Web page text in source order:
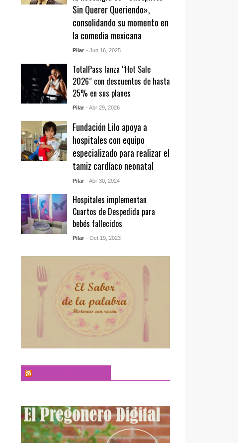
Sin Querer Queriendo»,
consolidando su momento en
la comedia mexicana
Pilar - Jun 16, 2025
TotalPass lanza “Hot Sale
2026” con descuentos de hasta
25% en sus planes
Pilar - Abr 29, 2026
Fundación Lilo apoya a
hospitales con equipo
especializado para realizar el
tamiz cardíaco neonatal
Pilar - Abr 30, 2024
Hospitales implementan
Cuartos de Despedida para
bebés fallecidos
Pilar - Oct 19, 2023